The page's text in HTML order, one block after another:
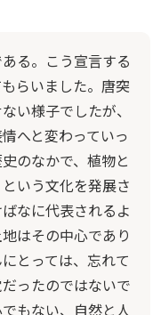
る。こう宣言する
らいました。唐突
い様子でしたが、
へと変わっていっ
のなかで、植物と
いう文化を発展さ
なに代表されるよ
はその中心であり
とっては、忘れて
ったのではないで
もない、自然と人